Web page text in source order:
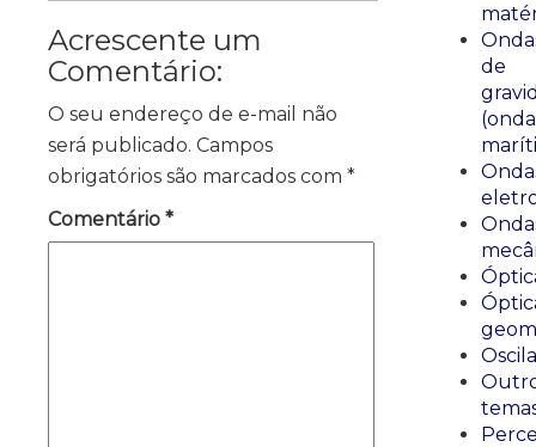
Acrescente um
Comentário:
O seu endereço de e-mail não
será publicado. Campos
obrigatórios são marcados com *
Comentário *
de